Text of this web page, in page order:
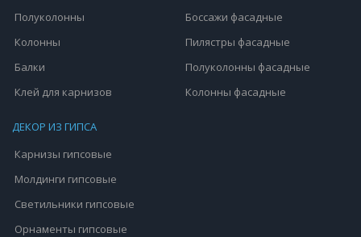
Полуколонны
Колонны
Балки
Клей для карнизов
Боссажи фасадные
Пилястры фасадные
Полуколонны фасадные
Колонны фасадные
ДЕКОР ИЗ ГИПСА
Карнизы гипсовые
Молдинги гипсовые
Светильники гипсовые
Орнаменты гипсовые